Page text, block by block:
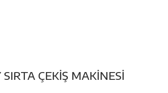
ÇEKİŞ MAKİNESİ